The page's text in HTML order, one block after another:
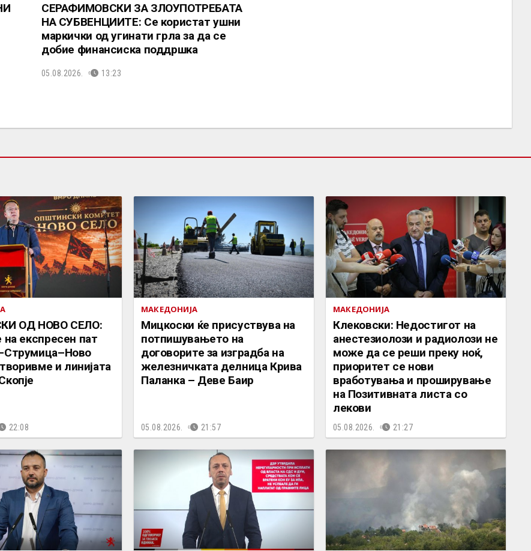
СЕРАФИМОВСКИ ЗА ЗЛОУПОТРЕБАТА
НА СУБВЕНЦИИТЕ: Се користат ушни
маркички од угинати грла за да се
добие финансиска поддршка
05.08.2026. 13:23
ОД НОВО СЕЛО:
експресен пат
и линијата
22:08
МАКЕДОНИЈА
Мицкоски ќе присуствува на
потпишувањето на
договорите за изградба на
железничката делница Крива
Паланка – Деве Баир
05.08.2026. 21:57
МАКЕДОНИЈА
Клековски: Недостигот на
анестезиолози и радиолози не
може да се реши преку ноќ,
приоритет се нови
вработувања и проширување
на Позитивната листа со
лекови
05.08.2026. 21:27